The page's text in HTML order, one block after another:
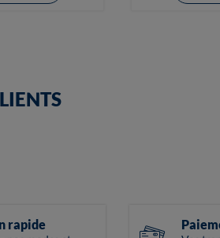
rapide